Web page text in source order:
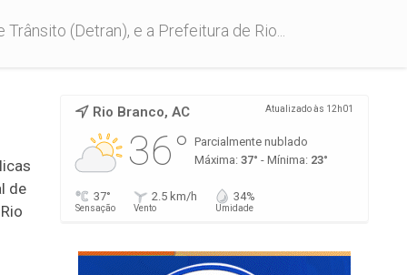
(Detran), e a Prefeitura de Rio...
de
Rio Branco, AC Atualizado às 12h01
36°
Parcialmente nublado
Máxima:37° - Mínima: 23°
37°
Sensação
2.5 km/h
Vento
34%
Umidade